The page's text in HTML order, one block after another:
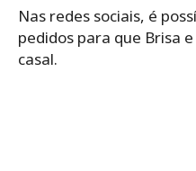
Nas redes sociais, é
pedidos para que Brisa
casal.